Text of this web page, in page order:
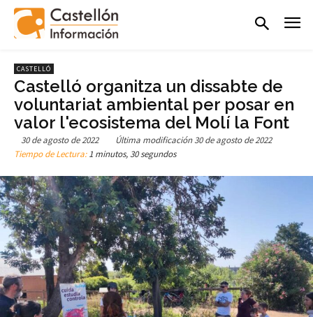
CASTELLÓ
Castelló organitza un dissabte de
voluntariat ambiental per posar en
valor l'ecosistema del Molí la Font
30 de agosto de 2022 Última modificación 30 de agosto de 2022
Tiempo de Lectura:1 minutos, 30 segundos